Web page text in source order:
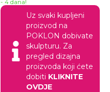
- 4 dana!
Uz svaki kupljeni
proizvod na
POKLON dobivate
skulpturu. Za
pregled dizajna
proizvoda koji ćete
dobiti KLIKNITE
OVDJE